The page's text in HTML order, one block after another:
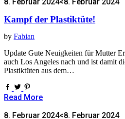
Kampf der Plastiktüte!
by Fabian
Update Gute Neuigkeiten für Mutter
auch Los Angeles nach und ist damit
Plastiktüten aus dem…
Read More
8. Februar 2024<8. Februar 2024